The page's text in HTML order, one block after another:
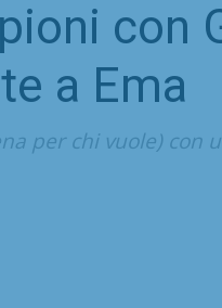
con
a Ema
per chi vuole) con